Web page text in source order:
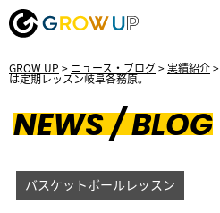
GROW UP > ニュース・ブログ>実績紹介>
は定期レッスン岐阜各務原。
NEWS / BLOG
バスケットボールレッスン